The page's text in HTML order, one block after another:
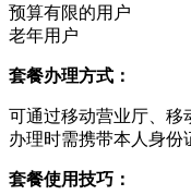
预算有限的用户
老年用户
套餐办理方式：
可通过移动营业厅、移
办理时需携带本人身份
套餐使用技巧：